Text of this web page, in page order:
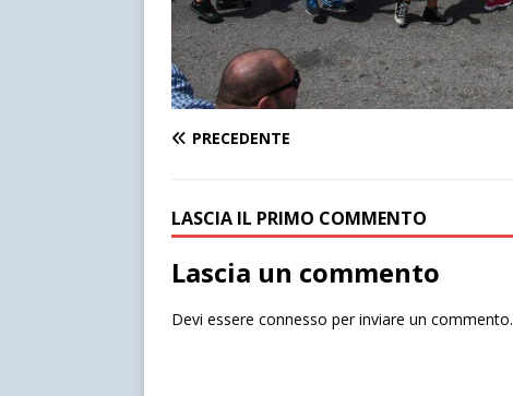
PRECEDENTE
LASCIA IL PRIMO COMMENTO
Lascia un commento
Devi essere connesso per inviare un commento.